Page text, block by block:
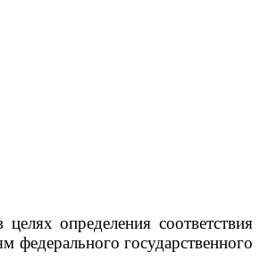
определения соответствия
федерального государственного